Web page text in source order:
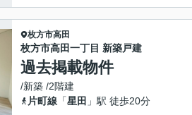
枚方市高田
枚方市高田一丁目 新築戸建
過去掲載物件
/新築 /2階建
片町線 「星田 」駅 徒歩20分